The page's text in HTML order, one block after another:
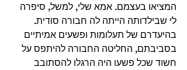
המציאו בעצמם. אמא שלי, למשל, סיפרה
לי שבילדותה הייתה לה חבורה סודית.
בהיעדרם של תעלומות ופשעים אמיתיים
בסביבתם, החליטה החבורה להיתפס על
חשוד שכל פשעו היה הרגלו להסתובב